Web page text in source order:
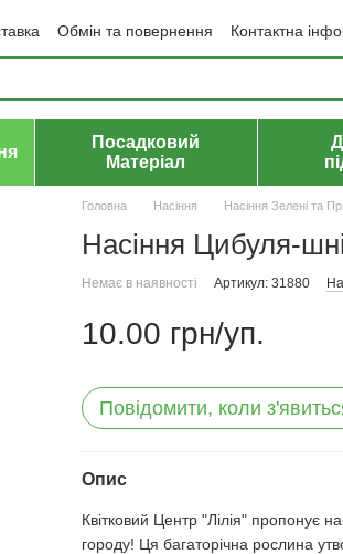
Обмін та повернення Контактна
Політика конфіденційності
Посадковий
Матеріал
Головна Насіння Насіння Зелені та
Насіння Цибуля-
Немає в наявності Артикул: 31880
10.00 грн/уп.
Повідомити, коли
Опис
Квітковий Центр "Лілія" пропонує
городу! Ця багаторічна рослина